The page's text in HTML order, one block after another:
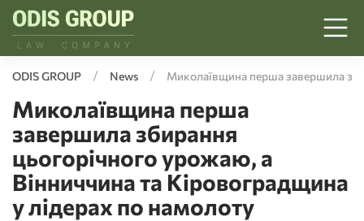
ODIS GROUP News Миколаївщина перша завершила
Миколаївщина перша
завершила збирання
цьогорічного урожаю, а
Вінниччина та Кіровоградщина
у лідерах по намолоту